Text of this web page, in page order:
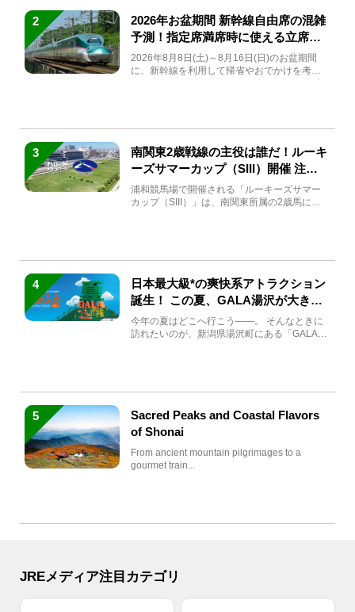
2
2026年お盆期間 新幹線自由席の混雑
予測！指定席満席時に使える立席特
急券も解説
2026年8月8日(土)～8月16日(日)のお盆期間
に、新幹線を利用して帰省やおでかけを考え
3
南関東2歳戦線の主役は誰だ！ルーキ
ーズサマーカップ（SIII）開催 注目
馬と見どころをチェック
浦和競馬場で開催される「ルーキーズサマー
カップ（SIII）」は、南関東所属の2歳馬によ
4
日本最大級*の爽快系アトラクション
誕生！ この夏、GALA湯沢が大きく
生まれ変わる
今年の夏はどこへ行こう――。 そんなときに
訪れたいのが、新潟県湯沢町にある「GALA湯
5
Sacred Peaks and Coastal Flavors
of Shonai
From ancient mountain pilgrimages to a
gourmet train...
JREメディア注目カテゴリ